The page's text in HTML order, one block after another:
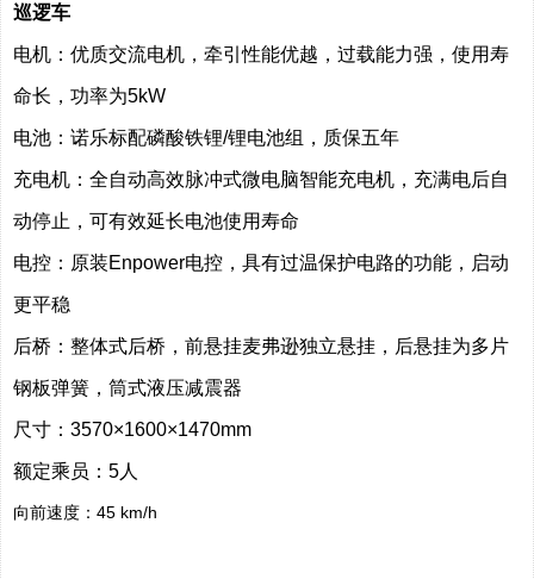
巡逻车
电机：优质交流电机，牵引性能优越，过载能力强，使用寿
命长，功率为5kW
电池：诺乐标配磷酸铁锂/锂电池组，质保五年
充电机：全自动高效脉冲式微电脑智能充电机，充满电后自
动停止，可有效延长电池使用寿命
电控：原装Enpower电控，具有过温保护电路的功能，启动
更平稳
后桥：整体式后桥，前悬挂麦弗逊独立悬挂，后悬挂为多片
钢板弹簧，筒式液压减震器
尺寸：3570×1600×1470mm
额定乘员：5人
向前速度：45 km/h